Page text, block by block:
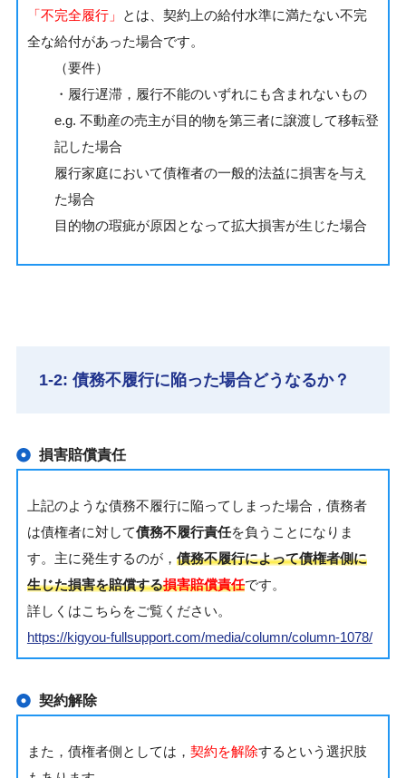
「不完全履行」
とは、契約上の給付水準に満たない不完
全な給付があった場合です。
（要件）
・履行遅滞，履行不能のいずれにも含まれないもの
e.g. 不動産の売主が目的物を第三者に譲渡して移転登
記した場合
履行家庭において債権者の一般的法益に損害を与え
た場合
目的物の瑕疵が原因となって拡大損害が生じた場合
1-2: 債務不履行に陥った場合どうなるか？
損害賠償責任
上記のような債務不履行に陥ってしまった場合，債務者
は債権者に対して債務不履行責任を負うことになりま
す。主に発生するのが， 債務不履行によって債権者側に
生じた損害を賠償する損害賠償責任です。
詳しくはこちらをご覧ください。
https://kigyou-fullsupport.com/media/column/column-1078/
契約解除
また，債権者側としては， 契約を解除するという選択肢